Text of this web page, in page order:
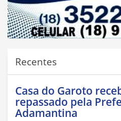
Recentes
Casa do Garoto
repassado pela
Adamantina